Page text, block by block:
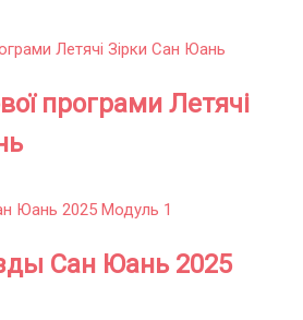
програми Летячі
Сан Юань 2025